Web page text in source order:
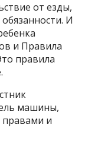
от езды,
И
и Правила
правила
машины,
правами и